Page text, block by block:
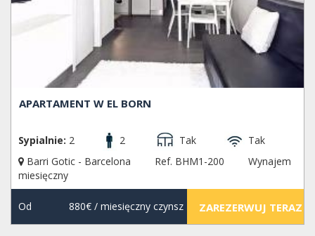
APARTAMENT W EL BORN
Sypialnie: 2 2 Tak
Tak
Barri Gotic - Barcelona
Ref. BHM1-200
Wynajem
miesięczny
Od 880€/ miesięczny czynsz ZAREZERWUJ TERAZ